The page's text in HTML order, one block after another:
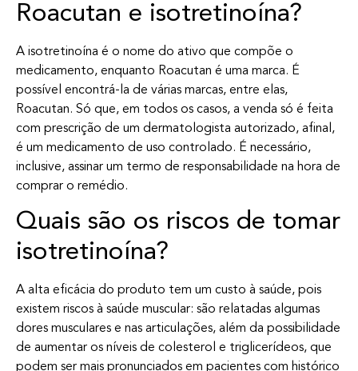
Roacutan e isotretinoína?
A isotretinoína é o nome do ativo que compõe o
medicamento, enquanto Roacutan é uma marca. É
possível encontrá-la de várias marcas, entre elas,
Roacutan. Só que, em todos os casos, a venda só é feita
com prescrição de um dermatologista autorizado, afinal,
é um medicamento de uso controlado. É necessário,
inclusive, assinar um termo de responsabilidade na hora de
comprar o remédio.
Quais são os riscos de tomar
isotretinoína?
A alta eficácia do produto tem um custo à saúde, pois
existem riscos à saúde muscular: são relatadas algumas
dores musculares e nas articulações, além da possibilidade
de aumentar os níveis de colesterol e triglicerídeos, que
podem ser mais pronunciados em pacientes com histórico